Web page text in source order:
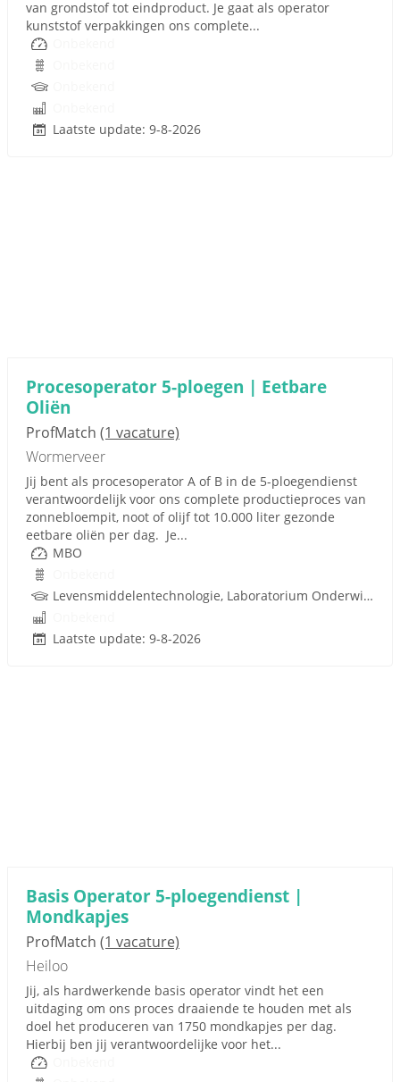
van grondstof tot eindproduct. Je gaat als operator
kunststof verpakkingen ons complete...
Laatste update: 9-8-2026
Procesoperator 5-ploegen | Eetbare
Oliën
ProfMatch (1 vacature)
Wormerveer
Jij bent als procesoperator A of B in de 5-ploegendienst
verantwoordelijk voor ons complete productieproces van
zonnebloempit, noot of olijf tot 10.000 liter gezonde
eetbare oliën per dag. Je...
MBO
Levensmiddelentechnologie, Laboratorium Onderwijs, Procestechnologie
Laatste update: 9-8-2026
Basis Operator 5-ploegendienst |
Mondkapjes
ProfMatch (1 vacature)
Heiloo
Jij, als hardwerkende basis operator vindt het een
uitdaging om ons proces draaiende te houden met als
doel het produceren van 1750 mondkapjes per dag.
Hierbij ben jij verantwoordelijke voor het...